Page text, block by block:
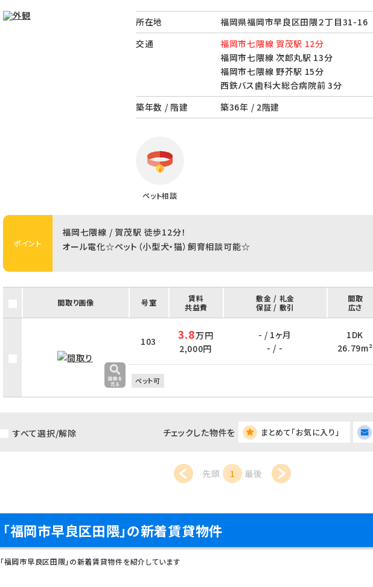
所在地
福岡県福岡市早良区田隈２丁目31-16
交通
福岡市七隈線 賀茂駅 12分
福岡市七隈線 次郎丸駅 13分
福岡市七隈線 野芥駅 15分
西鉄バス歯科大総合病院前 3分
築年数 / 階建
築36年 / 2階建
ペット相談
ポイント
福岡七隈線 / 賀茂駅 徒歩12分！
オール電化☆ペット（小型犬・猫）飼育相談可能☆
間取り画像 号室
賃料
共益費
敷金 / 礼金
保証 / 敷引
間取
広さ
103 3.8万円
2,000円
- / 1ヶ月
- / -
1DK
26.79m²
ペット可
すべて選択/解除 チェックした物件を まとめて「お気に入り」
先頭 1 最後
「福岡市早良区田隈」の新着賃貸物件
「福岡市早良区田隈」の新着賃貸物件を紹介しています